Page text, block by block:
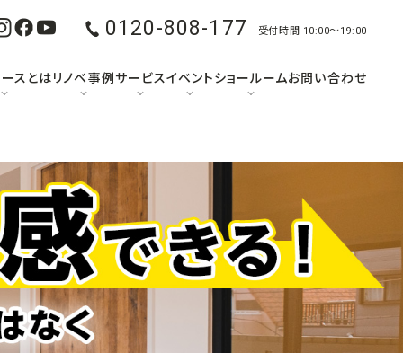
0120-808-177 受付時間 10:00〜19:00
ースとはリノベ事例サービスイベントショールームお問い合わせ